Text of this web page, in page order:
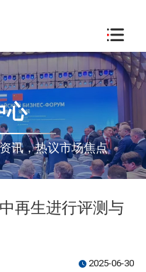
心
讯，热议市场焦点
再生进行评测与
watch_later 2025-06-30